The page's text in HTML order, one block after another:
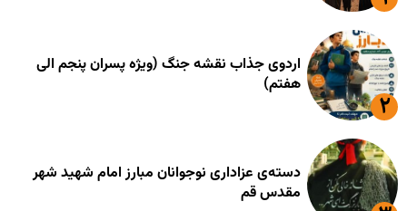
اردوی جذاب نقشه جنگ (ویژه پسران پنجم الی
هفتم)
دسته‌ی عزاداری نوجوانان مبارز امام شهید شهر
مقدس قم